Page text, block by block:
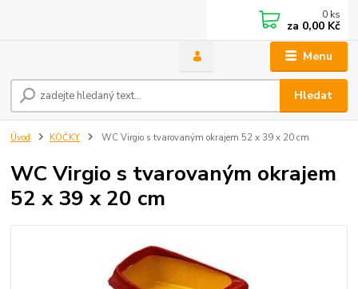
Menu
Hledat
0 ks
za 0,00 Kč
Úvod KOČKY WC Virgio s tvarovaným okrajem 52 x 39 x 20 cm
WC Virgio s tvarovaným okrajem
52 x 39 x 20 cm